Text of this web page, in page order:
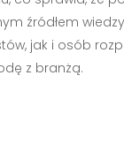
źródłem
jak i osób
z branżą.